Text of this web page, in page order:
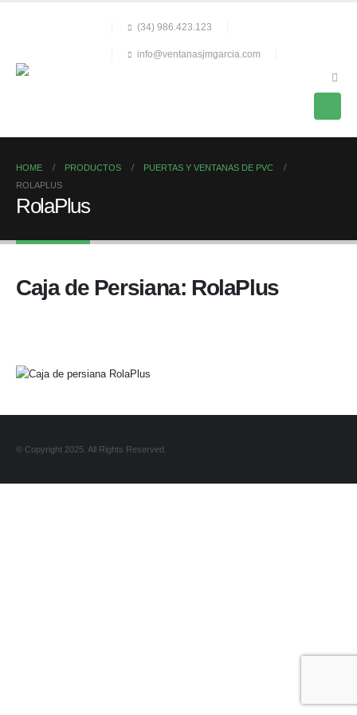
(34) 986.423.123
info@ventanasjmgarcia.com
HOME PRODUCTOS
PUERTAS Y VENTANAS DE PVC
ROLAPLUS
RolaPlus
Caja de Persiana: RolaPlus
© Copyright 2025. All Rights Reserved.